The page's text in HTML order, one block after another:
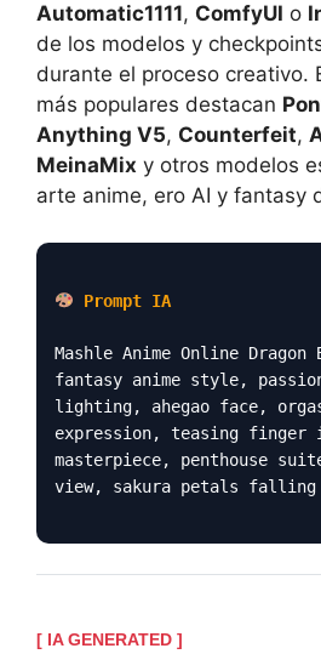
Automatic1111, ComfyUI o
de los modelos y
durante el proceso creativo.
más populares destacan
Anything V5, Counterfeit,
MeinaMix y otros modelos
arte anime, ero AI y fantasy
Prompt IA
Mashle Anime Online Dragon
fantasy anime style,
lighting, ahegao face,
expression, teasing finger
masterpiece, penthouse
view, sakura petals falling
[ IA GENERATED ]